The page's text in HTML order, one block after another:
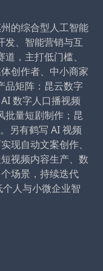
的综合型人工智能
发、智能营销与互
，主打低门槛、
创作者、中小商家
品矩阵：昆云数字
数字人口播视频
批量短剧制作；昆
另有鹤写 AI 视频
现自动文案创作、
视频内容生产、数
场景，持续迭代
人与小微企业智